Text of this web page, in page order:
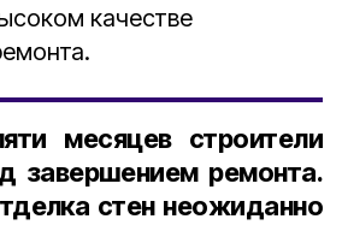
качестве
месяцев строители
завершением ремонта.
стен неожиданно